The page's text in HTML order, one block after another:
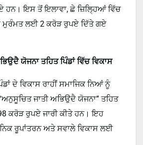
ਹਨ। ਇਸ ਤੋਂ ਇਲਾਵਾ, ਛੇ ਜ਼ਿਲ੍ਹਿਆਂ ਵਿੱਚ
ਮੁਰੰਮਤ ਲਈ 2 ਕਰੋੜ ਰੁਪਏ ਦਿੱਤੇ ਗਏ
ਯੋਜਨਾ ਤਹਿਤ ਪਿੰਡਾਂ ਵਿੱਚ ਵਿਕਾਸ
ਦੇ ਵਿਕਾਸ ਰਾਹੀਂ ਸਮਾਜਿਕ ਨਿਆਂ ਨੂੰ
ਜਾਤੀ ਅਭਿਉਦੈ ਯੋਜਨਾ” ਤਹਿਤ
ਕਰੋੜ ਰੁਪਏ ਜਾਰੀ ਕੀਤੇ ਹਨ। ਇਹ
ਰੂਪਾਂਤਰਨ ਅਤੇ ਸਵਾਲੇ ਵਿਕਾਸ ਲਈ